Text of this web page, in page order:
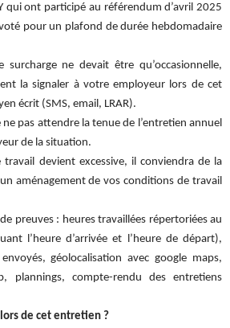
qui ont participé au référendum d’avril 2025
pour un plafond de durée hebdomadaire
ne devait être qu’occasionnelle,
la signaler à votre employeur lors de cet
écrit (SMS, email, LRAR).
pas attendre la tenue de l’entretien annuel
de la situation.
travail devient excessive, il conviendra de la
aménagement de vos conditions de travail
preuves : heures travaillées répertoriées au
l’heure d’arrivée et l’heure de départ),
géolocalisation avec google maps,
plannings, compte-rendu des entretiens
de cet entretien ?